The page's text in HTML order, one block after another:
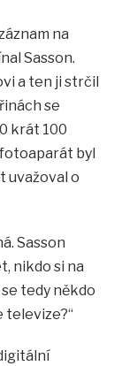
na
Sasson.
a ten ji strčil
se
krát 100
byl
uvažoval o
Sasson
nikdo si na
tedy někdo
televize?“